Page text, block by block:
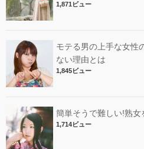
1,871ビュー
モテる男の上手な女性
ない理由とは
1,845ビュー
簡単そうで難しい!熟
1,714ビュー